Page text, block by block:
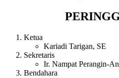
Ketua
Kariadi Tarigan, SE
Sekretaris
Ir. Nampat Perangin-
Bendahara